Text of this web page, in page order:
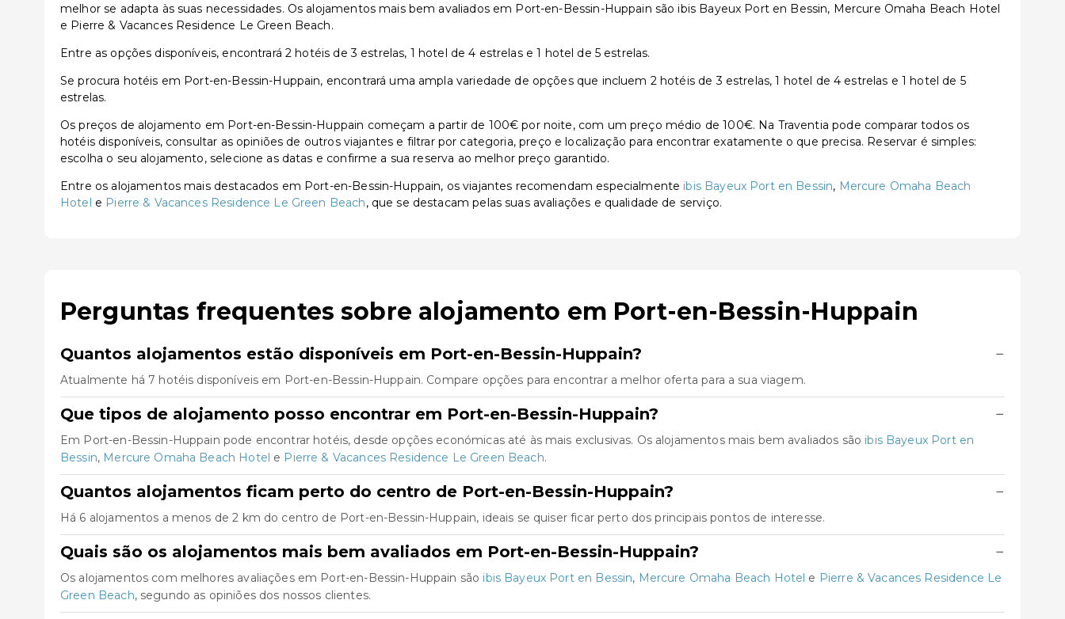
melhor se adapta às suas necessidades. Os alojamentos mais bem avaliados em Port-en-Bessin-Huppain são ibis Bayeux Port en Bessin, Mercure Omaha Beach Hotel
e Pierre & Vacances Residence Le Green Beach.
Entre as opções disponíveis, encontrará 2 hotéis de 3 estrelas, 1 hotel de 4 estrelas e 1 hotel de 5 estrelas.
Se procura hotéis em Port-en-Bessin-Huppain, encontrará uma ampla variedade de opções que incluem 2 hotéis de 3 estrelas, 1 hotel de 4 estrelas e 1 hotel de 5
estrelas.
Os preços de alojamento em Port-en-Bessin-Huppain começam a partir de 100€ por noite, com um preço médio de 100€. Na Traventia pode comparar todos os
hotéis disponíveis, consultar as opiniões de outros viajantes e filtrar por categoria, preço e localização para encontrar exatamente o que precisa. Reservar é simples:
escolha o seu alojamento, selecione as datas e confirme a sua reserva ao melhor preço garantido.
Entre os alojamentos mais destacados em Port-en-Bessin-Huppain, os viajantes recomendam especialmente ibis Bayeux Port en Bessin, Mercure Omaha Beach
Hotel e Pierre & Vacances Residence Le Green Beach, que se destacam pelas suas avaliações e qualidade de serviço.
Perguntas frequentes sobre alojamento em Port-en-Bessin-Huppain
Quantos alojamentos estão disponíveis em Port-en-Bessin-Huppain? −
Atualmente há 7 hotéis disponíveis em Port-en-Bessin-Huppain. Compare opções para encontrar a melhor oferta para a sua viagem.
Que tipos de alojamento posso encontrar em Port-en-Bessin-Huppain? −
Em Port-en-Bessin-Huppain pode encontrar hotéis, desde opções económicas até às mais exclusivas. Os alojamentos mais bem avaliados são ibis Bayeux Port en
Bessin, Mercure Omaha Beach Hotel e Pierre & Vacances Residence Le Green Beach.
Quantos alojamentos ficam perto do centro de Port-en-Bessin-Huppain? −
Há 6 alojamentos a menos de 2 km do centro de Port-en-Bessin-Huppain, ideais se quiser ficar perto dos principais pontos de interesse.
Quais são os alojamentos mais bem avaliados em Port-en-Bessin-Huppain? −
Os alojamentos com melhores avaliações em Port-en-Bessin-Huppain são ibis Bayeux Port en Bessin, Mercure Omaha Beach Hotel e Pierre & Vacances Residence Le
Green Beach, segundo as opiniões dos nossos clientes.